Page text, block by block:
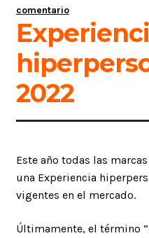
comentario
2022
Este año todas las
una Experiencia
vigentes en el mercado.
Últimamente, el término